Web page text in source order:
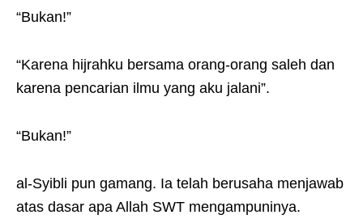
“Bukan!”
“Karena hijrahku bersama orang-orang saleh dan
karena pencarian ilmu yang aku jalani”.
“Bukan!”
al-Syibli pun gamang. Ia telah berusaha menjawab
atas dasar apa Allah SWT mengampuninya.